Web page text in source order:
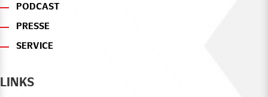
PODCAST
PRESSE
SERVICE
LINKS